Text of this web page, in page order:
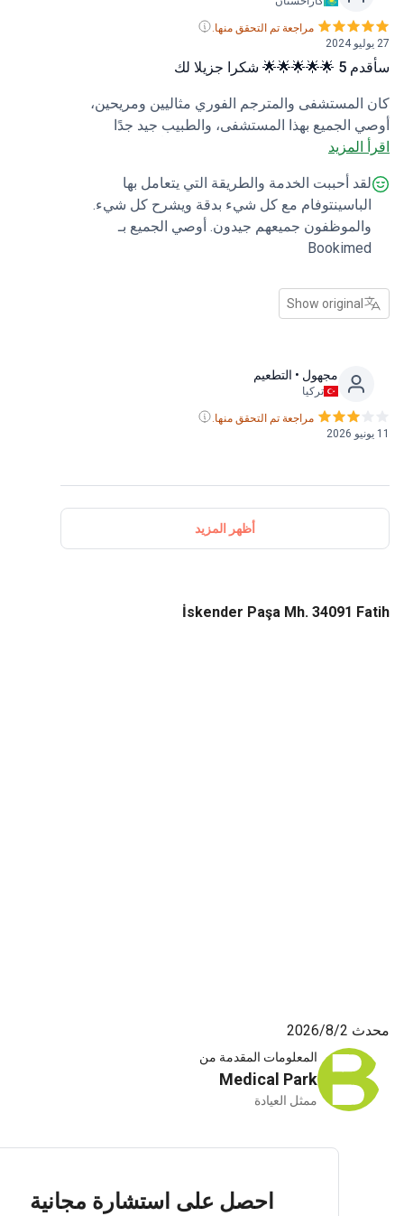
مراجعة تم التحقق منها.
شكرا جزيلا لك
والمترجم الفوري مثاليين ومريحين،
الجميع بهذا المستشفى، والطبيب جيد جدًا
5 🌟🌟🌟🌟🌟 شكراً جزيلاً لكم.
أحببت الخدمة والطريقة التي يتعامل بها
مع كل شيء بدقة ويشرح كل شيء.
جميعهم جيدون. أوصي الجميع بـ
Show original
مجهول• التطعيم
تركيا
مراجعة تم التحقق منها.
أظهر المزيد
İskender Paşa Mh. 34091
المعلومات المقدمة من
Medical Park
ممثل العيادة
2026
احصل على استشارة مجانية